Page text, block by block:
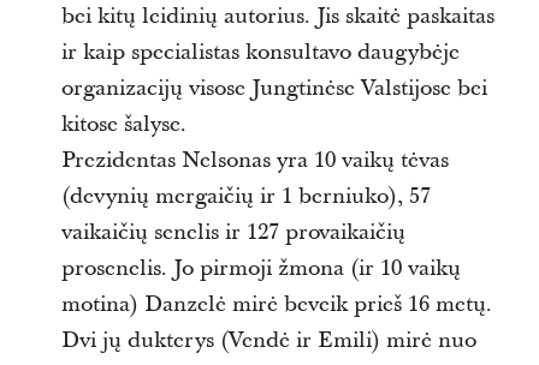
bei kitų leidinių autorius. Jis skaitė paskaitas
ir kaip specialistas konsultavo daugybėje
organizacijų visose Jungtinėse Valstijose bei
kitose šalyse.
Prezidentas Nelsonas yra 10 vaikų tėvas
(devynių mergaičių ir 1 berniuko), 57
vaikaičių senelis ir 127 provaikaičių
prosenelis. Jo pirmoji žmona (ir 10 vaikų
motina) Danzelė mirė beveik prieš 16 metų.
Dvi jų dukterys (Vendė ir Emili) mirė nuo